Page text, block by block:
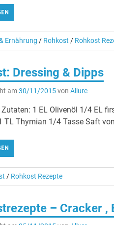
Ernährung / Rohkost / Rohkost
Dressing & Dipps
am30/11/2015von Allure
1 EL Olivenöl 1/4 EL
TL Thymian 1/4 Tasse Saft
/ Rohkost Rezepte
– Cracker ,